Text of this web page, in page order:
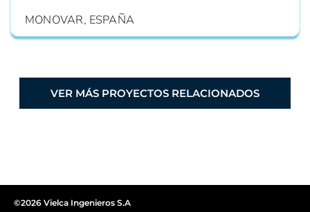
MONOVAR, ESPAÑA
VER MÁS PROYECTOS RELACIONADOS
©2026 Vielca Ingenieros S.A